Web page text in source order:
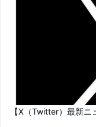
【X（Twitter）最新